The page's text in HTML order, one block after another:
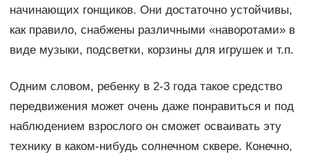
начинающих гонщиков. Они достаточно устойчивы,
как правило, снабжены различными «наворотами» в
виде музыки, подсветки, корзины для игрушек и т.п.
Одним словом, ребенку в 2-3 года такое средство
передвижения может очень даже понравиться и под
наблюдением взрослого он сможет осваивать эту
технику в каком-нибудь солнечном сквере. Конечно,